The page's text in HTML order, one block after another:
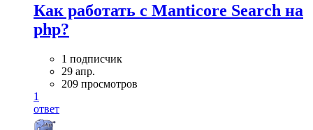
Как работать с Manticore Search на
php?
1 подписчик
29 апр.
209 просмотров
1
ответ